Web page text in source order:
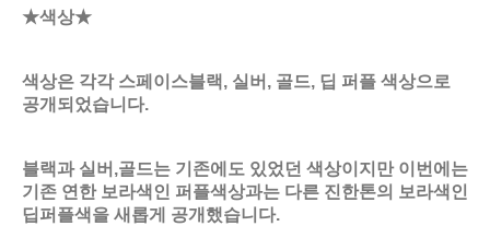
★색상★
색상은 각각 스페이스블랙, 실버, 골드, 딥 퍼플 색상으로
공개되었습니다.
블랙과 실버,골드는 기존에도 있었던 색상이지만 이번에는
기존 연한 보라색인 퍼플색상과는 다른 진한톤의 보라색인
딥퍼플색을 새롭게 공개했습니다.